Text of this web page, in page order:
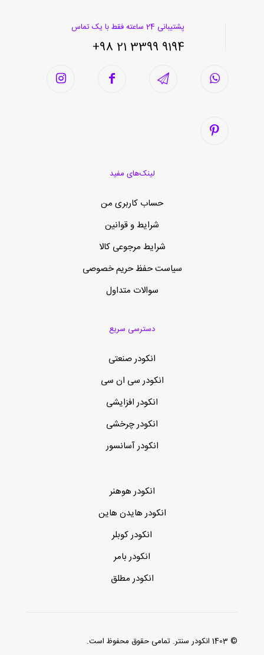
پشتیبانی 24 ساعته فقط با یک تماس
9194 3399 21 98+
لینک‌های مفید
حساب کاربری من
شرایط و قوانین
شرایط مرجوعی کالا
سیاست حفظ حریم خصوصی
سوالات متداول
دسترسی سریع
انکودر صنعتی
انکودر سی ان سی
انکودر افزایشی
انکودر چرخشی
انکودر آسانسور
انکودر هوهنر
انکودر هایدن هاین
انکودر کوبلر
انکودر بامر
انکودر مطلق
© 1403 انکودر سنتر. تمامی حقوق محفوظ است.